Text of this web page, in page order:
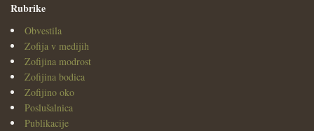
Rubrike
Obvestila
Zofija v medijih
Zofijina modrost
Zofijina bodica
Zofijino oko
Poslušalnica
Publikacije